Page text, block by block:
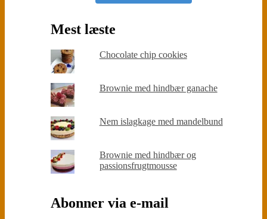
Mest læste
Chocolate chip cookies
Brownie med hindbær ganache
Nem islagkage med mandelbund
Brownie med hindbær og
passionsfrugtmousse
Abonner via e-mail